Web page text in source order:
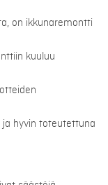
on ikkunaremontti
kuuluu
hyvin toteutettuna